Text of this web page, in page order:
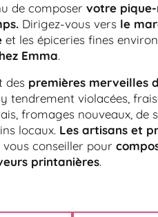
de composer votre
Dirigez-vous vers le
et les épiceries fines
Emma.
des premières merveilles
tendrement violacées,
fromages nouveaux, de
locaux. Les artisans et
conseiller pour
printanières.